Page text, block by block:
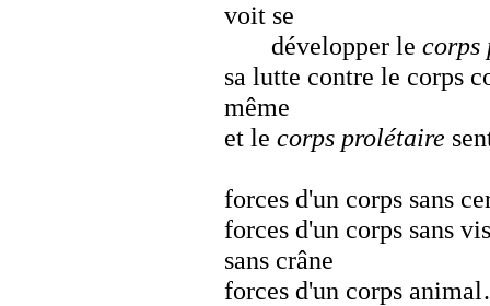
voit se
développer le
sa lutte contre le corps
même
et le corps prolétaire
forces d'un corps sans
forces d'un corps sans
sans crâne
forces d'un corps